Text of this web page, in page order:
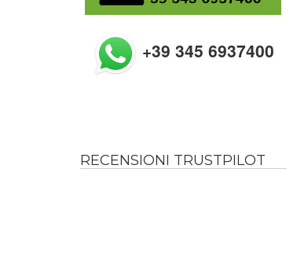
+39 345 6937400
RECENSIONI TRUSTPILOT